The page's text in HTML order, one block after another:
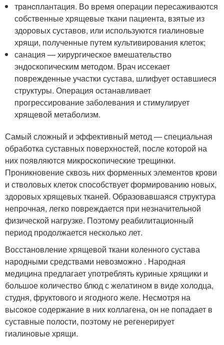
трaнcплантация. Во время операции пересаживаются
собственные хрящевые ткани пациента, взятые из
здоровых суставов, или используются гиалиновые
хрящи, полученные путем культивирования клеток;
санация — хирургическое вмешательство
эндоскопическим методом. Врач иссекает
поврежденные участки сустава, шлифует оставшиеся
структуры. Операция останавливает
прогрессирование заболевания и стимулирует
хрящевой метаболизм.
Самый сложный и эффективный метод — специальная
обработка суставных поверхностей, после которой на
них появляются микроскопические трещинки.
Проникновение сквозь них форменных элементов крови
и стволовых клеток способствует формированию новых,
здоровых хрящевых тканей. Образовавшаяся структура
непрочная, легко повреждается при незначительной
физической нагрузке. Поэтому реабилитационный
период продолжается несколько лет.
Восстановление хрящевой ткани коленного сустава
народными средствами невозможно . Народная
медицина предлагает употрeблять куриные хрящики и
большое количество блюд с желатином в виде холодца,
студня, фруктового и ягодного желе. Несмотря на
высокое содержание в них коллагена, он не попадает в
суставные полости, поэтому не регенерирует
гиалиновые хрящи.